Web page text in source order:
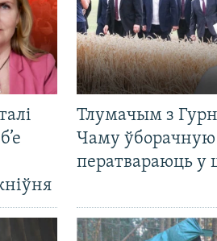
Тлумачым з
Чаму ўборачную
ператвараюць у